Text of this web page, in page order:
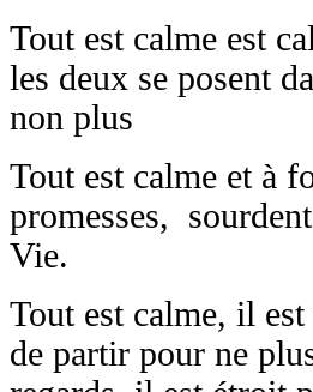
Tout est calme est
les deux se posent
non plus
Tout est calme et à
promesses,
Vie.
Tout est calme, il
de partir pour ne